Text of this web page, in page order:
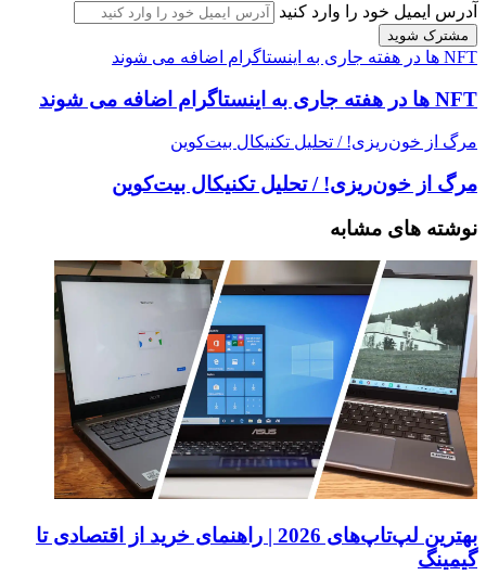
آدرس ایمیل خود را وارد کنید
NFT ها در هفته جاری به اینستاگرام اضافه می شوند
NFT ها در هفته جاری به اینستاگرام اضافه می شوند
مرگ از خون‌ریزی! / تحلیل تکنیکال بیت‌کوین
مرگ از خون‌ریزی! / تحلیل تکنیکال بیت‌کوین
نوشته های مشابه
بهترین لپ‌تاپ‌های 2026 | راهنمای خرید از اقتصادی تا
گیمینگ